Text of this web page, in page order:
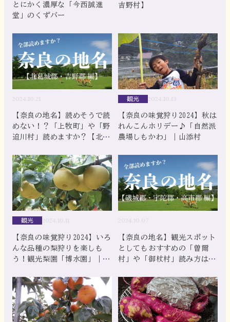
とにかく濃厚な「今西誠進
堂」のくずバー
吉野村】
【奈良の地名】読めそうで読
めない！？「上牧町」や「野
迫川村」読めますか？【北葛
観光
【奈良の味覚狩り2024】秋は
れんこんホリデー♪「自然派
農場しもかわ」｜山添村
観光
【奈良の味覚狩り2024】いろ
んな品種の梨狩りを楽しも
う！観光梨園「博水園」｜大
【奈良の地名】観光スポット
としてもおすすめの「曽爾
村」や「御杖村」読み方は？
編】